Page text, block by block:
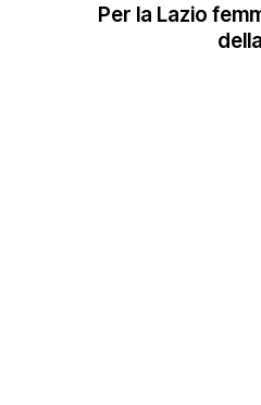
Per la Lazio